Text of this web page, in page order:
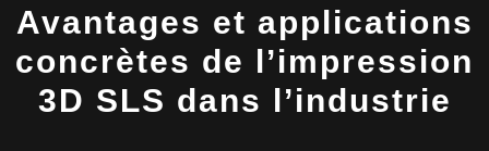
Avantages et applications
concrètes de l’impression
3D SLS dans l’industrie